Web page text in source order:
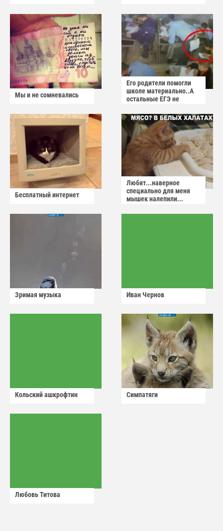
Мы и не сомневались
Его родители помогли
школе материально..А
остальные ЕГЭ не
Бесплатный интернет
Любят...наверное
специально для меня
мышек налепили...
Зримая музыка Иван Чернов
Кольский ашкрофтин Симпатяги
Любовь Титова